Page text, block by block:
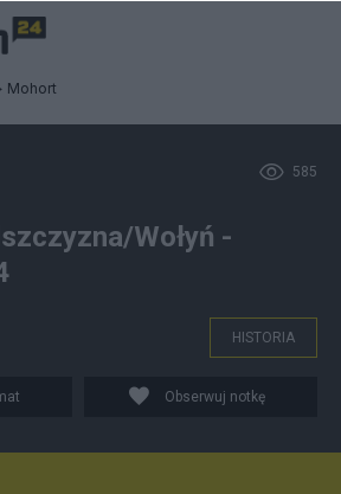
Mohort
585
Wołyń -
HISTORIA
Obserwuj notkę